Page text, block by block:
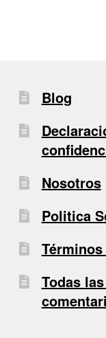
Blog
Nosotros
Politica
Todas